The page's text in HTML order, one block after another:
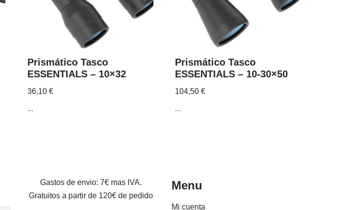
Prismático Tasco
ESSENTIALS – 10×32
36,10 €
...
Prismático Tasco
ESSENTIALS – 10-30×50
104,50€
...
Gastos de envio: 7€ mas IVA.
Gratuitos a partir de 120€ de pedido
Menu
Mi cuenta